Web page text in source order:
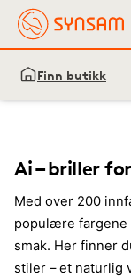
Finn butikk
Ai – briller
Med over 200
populære fargene
smak. Her finner
stiler – et naturlig